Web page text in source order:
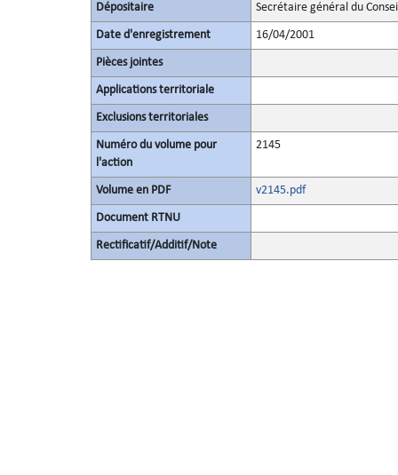
Dépositaire Secrétaire général du
Date d'enregistrement 16/04/2001
Pièces jointes
Applications territoriale
Exclusions territoriales
Numéro du volume pour
l'action
2145
Volume en PDF v2145.pdf
Document RTNU
Rectificatif/Additif/Note